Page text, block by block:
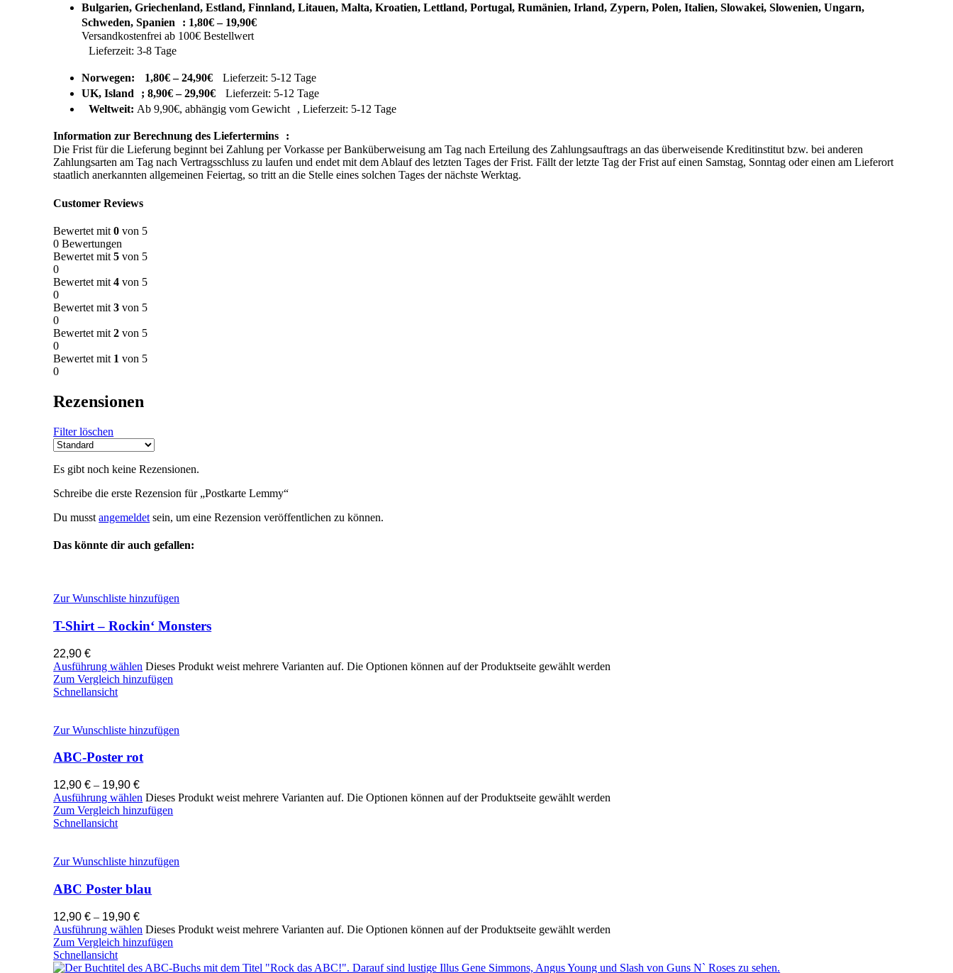
Bulgarien, Griechenland, Estland, Finnland, Litauen, Malta, Kroatien, Lettland, Portugal, Rumänien, Irland, Zypern, Polen, Italien, Slowakei, Slowenien, Ungarn,
Schweden, Spanien : 1,80€ – 19,90€
Versandkostenfrei ab 100€ Bestellwert
Lieferzeit: 3-8 Tage
Norwegen: 1,80€ – 24,90€Lieferzeit: 5-12 Tage
UK, Island ; 8,90€ – 29,90€Lieferzeit: 5-12 Tage
Weltweit: Ab 9,90€, abhängig vom Gewicht , Lieferzeit: 5-12 Tage
Information zur Berechnung des Liefertermins :
Die Frist für die Lieferung beginnt bei Zahlung per Vorkasse per Banküberweisung am Tag nach Erteilung des Zahlungsauftrags an das überweisende Kreditinstitut bzw. bei anderen
Zahlungsarten am Tag nach Vertragsschluss zu laufen und endet mit dem Ablauf des letzten Tages der Frist. Fällt der letzte Tag der Frist auf einen Samstag, Sonntag oder einen am Lieferort
staatlich anerkannten allgemeinen Feiertag, so tritt an die Stelle eines solchen Tages der nächste Werktag.
Customer Reviews
Bewertet mit0 von 5
0 Bewertungen
Bewertet mit5 von 5
0
Bewertet mit4 von 5
0
Bewertet mit3 von 5
0
Bewertet mit2 von 5
0
Bewertet mit 1 von 5
0
Rezensionen
Filter löschen
Es gibt noch keine Rezensionen.
Schreibe die erste Rezension für „Postkarte Lemmy“
Du musstangemeldet sein, um eine Rezension veröffentlichen zu können.
Das könnte dir auch gefallen:
Zur Wunschliste hinzufügen
T-Shirt – Rockin‘ Monsters
22,90€
Ausführung wählen Dieses Produkt weist mehrere Varianten auf. Die Optionen können auf der Produktseite gewählt werden
Zum Vergleich hinzufügen
Schnellansicht
Zur Wunschliste hinzufügen
ABC-Poster rot
12,90€ – 19,90€
Ausführung wählen Dieses Produkt weist mehrere Varianten auf. Die Optionen können auf der Produktseite gewählt werden
Zum Vergleich hinzufügen
Schnellansicht
Zur Wunschliste hinzufügen
ABC Poster blau
12,90€ – 19,90€
Ausführung wählen Dieses Produkt weist mehrere Varianten auf. Die Optionen können auf der Produktseite gewählt werden
Zum Vergleich hinzufügen
Schnellansicht